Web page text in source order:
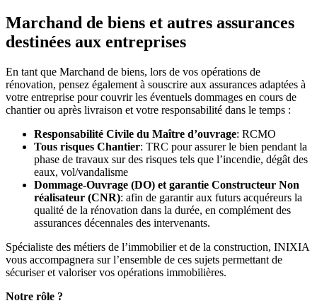
Marchand de biens et autres assurances
destinées aux entreprises
En tant que Marchand de biens, lors de vos opérations de
rénovation, pensez également à souscrire aux assurances adaptées à
votre entreprise pour couvrir les éventuels dommages en cours de
chantier ou après livraison et votre responsabilité dans le temps :
Responsabilité Civile du Maître d’ouvrage: RCMO
Tous risques Chantier: TRC pour assurer le bien pendant la
phase de travaux sur des risques tels que l’incendie, dégât des
eaux, vol/vandalisme
Dommage-Ouvrage (DO) et garantie Constructeur Non
réalisateur (CNR): afin de garantir aux futurs acquéreurs la
qualité de la rénovation dans la durée, en complément des
assurances décennales des intervenants.
Spécialiste des métiers de l’immobilier et de la construction, INIXIA
vous accompagnera sur l’ensemble de ces sujets permettant de
sécuriser et valoriser vos opérations immobilières.
Notre rôle ?